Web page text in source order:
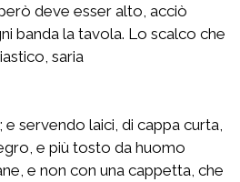
deve esser alto, acciò
banda la tavola. Lo scalco che
saria
servendo laici, di cappa curta,
e più tosto da huomo
e non con una cappetta, che